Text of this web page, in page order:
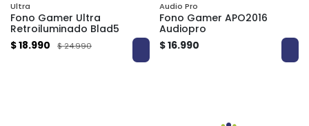
Ultra
Fono Gamer Ultra
Retroiluminado Blad5
$ 18.990
$ 24.990
Audio Pro
Fono Gamer APO2016
Audiopro
$ 16.990